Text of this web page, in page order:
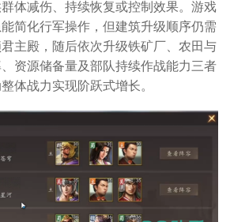
体减伤、持续恢复或控制效果。游戏
简化行军操作，但建筑升级顺序仍需
主殿，随后依次升级铁矿厂、农田与
资源储备量及部队持续作战能力三者
体战力实现阶跃式增长。